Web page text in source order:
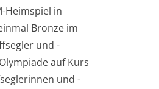
Heimspiel in
Bronze im
und -
auf Kurs
und -